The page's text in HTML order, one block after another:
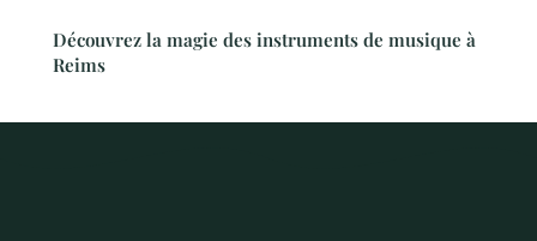
Découvrez la magie des instruments de musique à
Reims